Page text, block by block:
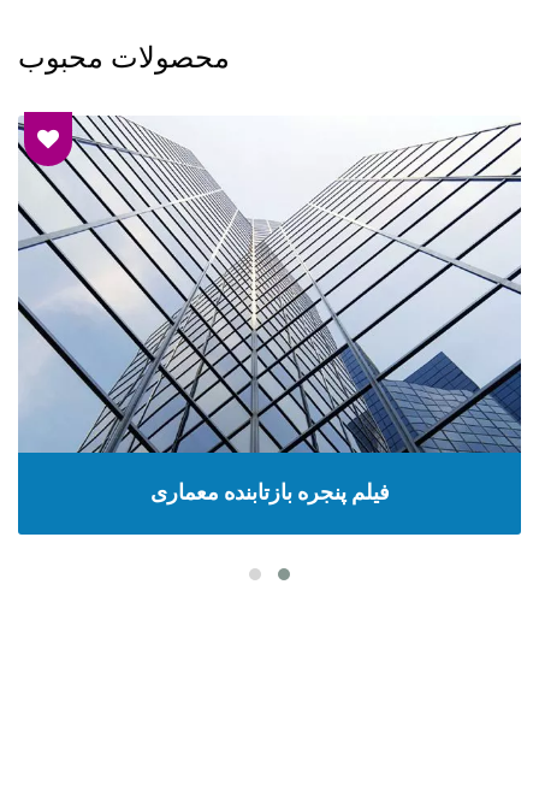
محصولات محبوب
فیلم پنجره بازتابنده معماری